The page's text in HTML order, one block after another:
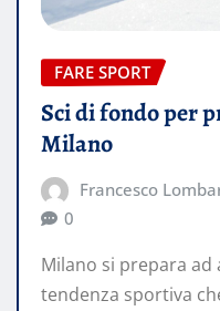
FARE SPORT
Sci di fondo per
Milano
Francesco
0
Milano si prepara ad
tendenza sportiva